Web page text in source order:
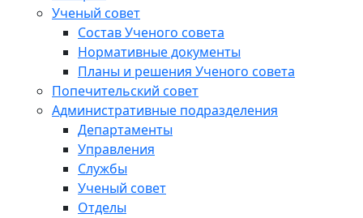
Ученый совет
Состав Ученого совета
Нормативные документы
Планы и решения Ученого совета
Попечительский совет
Административные подразделения
Департаменты
Управления
Службы
Ученый совет
Отделы